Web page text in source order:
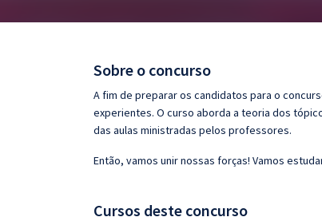
Questões grátis
Sobre o concurso
A fim de preparar os candidatos para o
experientes. O curso aborda a teoria dos
das aulas ministradas pelos professores.
Então, vamos unir nossas forças! Vamos
Cursos deste concurso